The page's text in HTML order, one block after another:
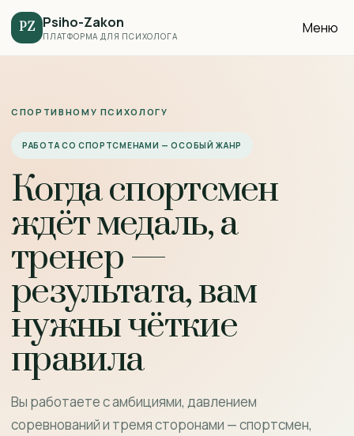
PZ Psiho-Zakon
ПЛАТФОРМА ДЛЯ ПСИХОЛОГА Меню
СПОРТИВНОМУ ПСИХОЛОГУ
РАБОТА СО СПОРТСМЕНАМИ — ОСОБЫЙ ЖАНР
Когда спортсмен
ждёт медаль, а
тренер —
результата, вам
нужны чёткие
правила
Вы работаете с амбициями, давлением
соревнований и тремя сторонами — спортсмен,